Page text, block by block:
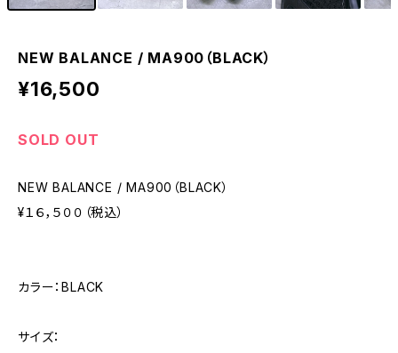
NEW BALANCE / MA900（BLACK）
¥16,500
SOLD OUT
NEW BALANCE / MA900（BLACK）
¥１６，５００（税込）
カラー：BLACK
サイズ：